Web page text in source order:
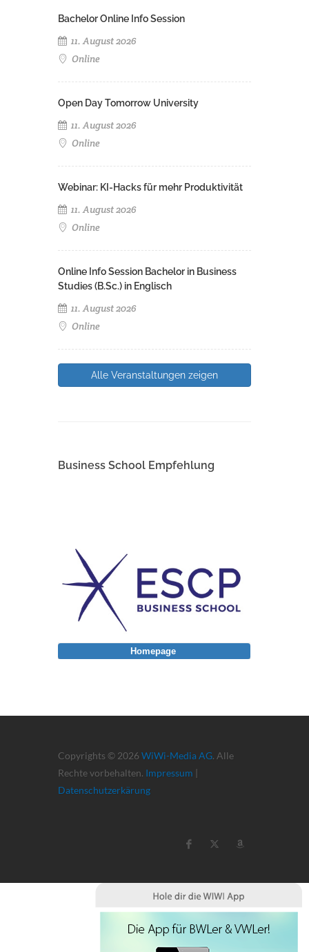
Bachelor Online Info Session
11. August 2026
Online
Open Day Tomorrow University
11. August 2026
Online
Webinar: KI-Hacks für mehr Produktivität
11. August 2026
Online
Online Info Session Bachelor in Business
Studies (B.Sc.) in Englisch
11. August 2026
Online
Alle Veranstaltungen zeigen
Business School Empfehlung
Copyrights © 2026 WiWi-Media AG. Alle
Rechte vorbehalten. Impressum |
Datenschutzerkärung
Homepage